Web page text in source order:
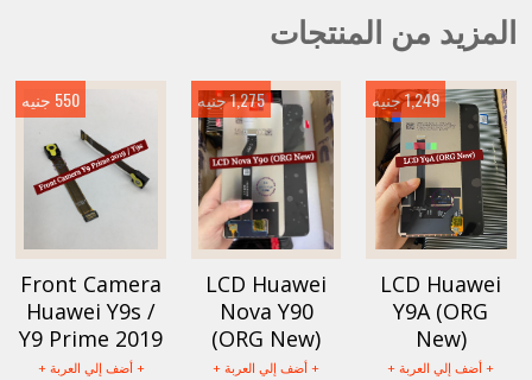
المزيد من المنتجات
LCD Huawei
Y9A (ORG
New)
+ أضف إلي العربة +
1,249 جنيه
LCD Huawei
Nova Y90
(ORG New)
+ أضف إلي العربة +
1,275 جنيه
Front Camera
Huawei Y9s /
Y9 Prime 2019
+ أضف إلي العربة +
550 جنيه